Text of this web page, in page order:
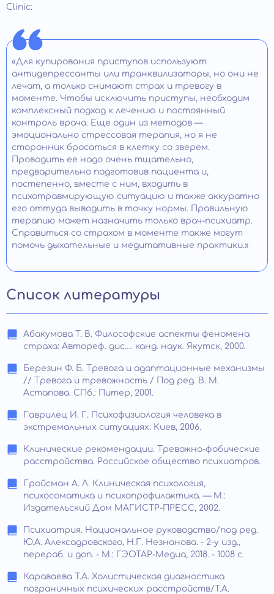
Clinic:
«Для купирования приступов используют
антидепрессанты или транквилизаторы, но они не
лечат, а только снимают страх и тревогу в
моменте. Чтобы исключить приступы, необходим
комплексный подход к лечению и постоянный
контроль врача. Еще один из методов —
эмоционально стрессовая терапия, но я не
сторонник бросаться в клетку со зверем.
Проводить ее надо очень тщательно,
предварительно подготовив пациента и,
постепенно, вместе с ним, входить в
психотравмирующую ситуацию и также аккуратно
его оттуда выводить в точку нормы. Правильную
терапию может назначить только врач-психиатр.
Справиться со страхом в моменте также могут
помочь дыхательные и медитативные практики.»
Список литературы
Абакумова Т. В. Философские аспекты феномена
страха: Автореф. дис…. канд. наук. Якутск, 2000.
Березин Ф. Б. Тревога и адаптационные механизмы
// Тревога и тревожность / Под ред. В. М.
Астапова. СПб.: Питер, 2001.
Гаврилец И. Г. Психофизиология человека в
экстремальных ситуациях. Киев, 2006.
Клинические рекомендации. Тревожно-фобические
расстройства. Российское общество психиатров.
Гройсман А. Л. Клиническая психология,
психосоматика и психопрофилактика. — М.:
Издательский Дом МАГИСТР-ПРЕСС, 2002.
Психиатрия. Национальное руководство/под ред.
Ю.А. Алексадровского, Н.Г. Незнанова. - 2-у изд.,
перераб. и доп. - М.: ГЭОТАР-Медиа, 2018. - 1008 с.
Караваева Т.А. Холистическая диагностика
пограничных психических расстройств/Т.А.